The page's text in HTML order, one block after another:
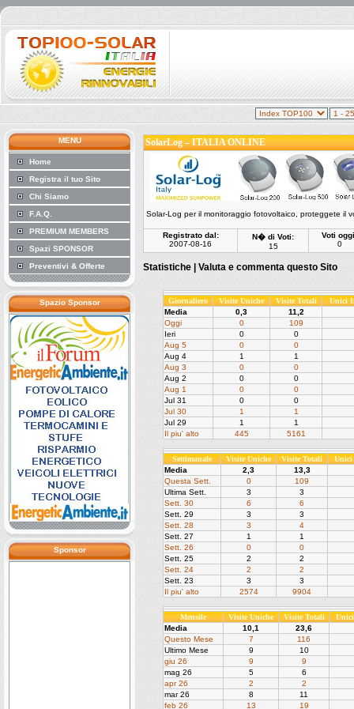
MENU
Home
Registra il tuo Sito
Chi Siamo
F.A.Q.
PREMIUM MEMBERS
Spazi SPONSOR
Preventivi & Offerte
Spazio Sponsor
Sponsor
SolarLog – ITALIA ONLINE
Solar-Log per il monitoraggio fotovoltaico, proteggete il
Registrato dal:
2007-08-16
N� di Voti:
15
Voti
0
Statistiche | Valuta e commenta questo Sito
Giornaliero Visite Uniche Visite Totali
Unici
Media
0,3
11,2
Oggi
0
109
Ieri
0
0
Aug 5
0
0
Aug 4
1
1
Aug 3
0
0
Aug 2
0
0
Aug 1
0
0
Jul 31
0
0
Jul 30
1
1
Jul 29
1
1
Il piu' alto
445 5161
Settimanale Visite Uniche Visite Totali
Unici
Media
2,3
13,3
Questa Sett.
0
109
Ultima Sett.
3
3
Sett. 30
6
6
Sett. 29
3
3
Sett. 28
3
4
Sett. 27
1
1
Sett. 26
0
0
Sett. 25
2
2
Sett. 24
2
2
Sett. 23
3
3
Il piu' alto
2574 9904
Mensile Visite Uniche Visite Totali
Media
10,1
23,6
Questo Mese
7
116
Ultimo Mese
9
10
giu 26
9
9
mag 26
5
6
apr 26
2
2
mar 26
8
11
feb 26
13
19